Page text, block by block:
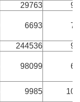
29763
6693
244536
98099
9985